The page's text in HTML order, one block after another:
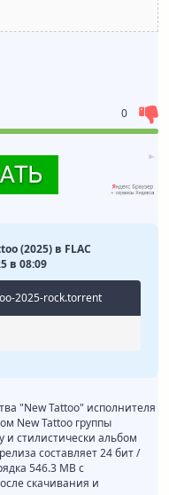
0
(2025) в FLAC
в 08:09
2025-rock.torrent
"New Tattoo" исполнителя
New Tattoo группы
и стилистически альбом
составляет 24 бит /
546.3 MB с
скачивания и